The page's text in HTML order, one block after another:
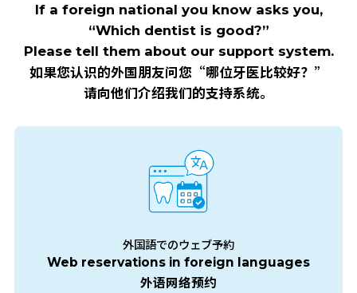
If a foreign national you know asks you,
“Which dentist is good?”
Please tell them about our support system.
如果您认识的外国朋友问您“哪位牙医比较好？”
请向他们介绍我们的支持系统。
外国語でのウェブ予約
Web reservations in foreign languages
外语网络预约